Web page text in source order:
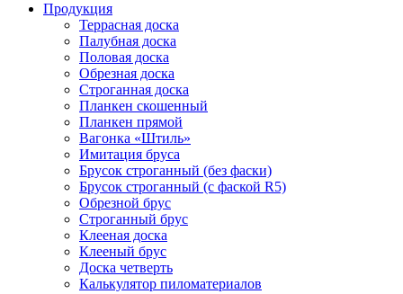
Продукция
Террасная доска
Палубная доска
Половая доска
Обрезная доска
Строганная доска
Планкен скошенный
Планкен прямой
Вагонка «Штиль»
Имитация бруса
Брусок строганный (без фаски)
Брусок строганный (с фаской R5)
Обрезной брус
Строганный брус
Клееная доска
Клееный брус
Доска четверть
Калькулятор пиломатериалов